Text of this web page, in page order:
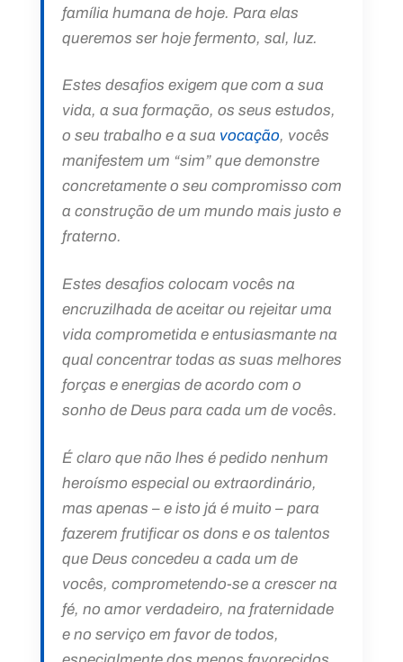
família humana de hoje. Para elas
queremos ser hoje fermento, sal, luz.
Estes desafios exigem que com a sua
vida, a sua formação, os seus estudos,
o seu trabalho e a sua vocação, vocês
manifestem um “sim” que demonstre
concretamente o seu compromisso com
a construção de um mundo mais justo e
fraterno.
Estes desafios colocam vocês na
encruzilhada de aceitar ou rejeitar uma
vida comprometida e entusiasmante na
qual concentrar todas as suas melhores
forças e energias de acordo com o
sonho de Deus para cada um de vocês.
É claro que não lhes é pedido nenhum
heroísmo especial ou extraordinário,
mas apenas – e isto já é muito – para
fazerem frutificar os dons e os talentos
que Deus concedeu a cada um de
vocês, comprometendo-se a crescer na
fé, no amor verdadeiro, na fraternidade
e no serviço em favor de todos,